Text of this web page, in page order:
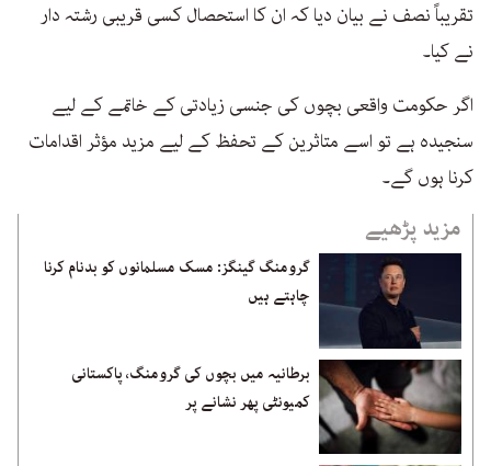
تقریباً نصف نے بیان دیا کہ ان کا استحصال کسی قریبی رشتہ دار
نے کیا۔
اگر حکومت واقعی بچوں کی جنسی زیادتی کے خاتمے کے لیے
سنجیدہ ہے تو اسے متاثرین کے تحفظ کے لیے مزید مؤثر اقدامات
کرنا ہوں گے۔
مزید پڑھیے
گرومنگ گینگز: مسک مسلمانوں کو بدنام کرنا
چاہتے ہیں
برطانیہ میں بچوں کی گرومنگ، پاکستانی
کمیونٹی پھر نشانے پر